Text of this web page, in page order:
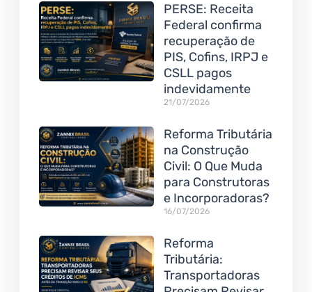
PERSE: Receita
Federal confirma
recuperação de
PIS, Cofins, IRPJ e
CSLL pagos
indevidamente
21/07/2026
Reforma Tributária
na Construção
Civil: O Que Muda
para Construtoras
e Incorporadoras?
16/07/2026
Reforma
Tributária:
Transportadoras